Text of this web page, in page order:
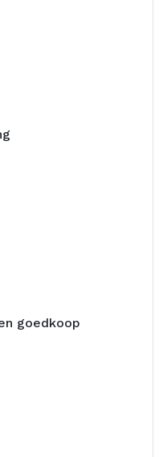
goedkoop